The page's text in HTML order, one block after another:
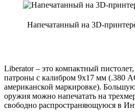
Напечатанный на 3D-
Liberator – это компактный
патроны с калибром 9х17 мм (.380
американской маркировке).
оружия можно напечатать на
свободно распространяющуюся в